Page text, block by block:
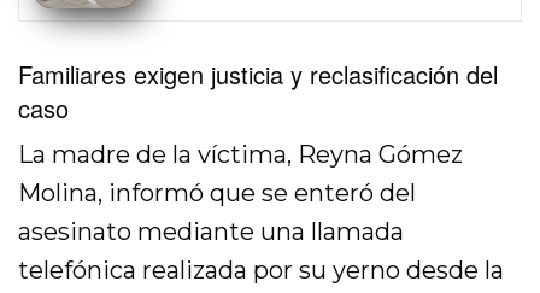
Familiares exigen justicia y reclasificación del
caso
La madre de la víctima, Reyna Gómez
Molina, informó que se enteró del
asesinato mediante una llamada
telefónica realizada por su yerno desde la